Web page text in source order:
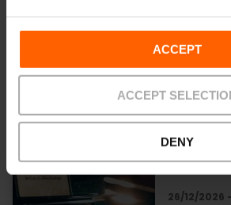
ACCEPT
ACCEPT
DENY
22/12/2026
Concert
26/12/2026